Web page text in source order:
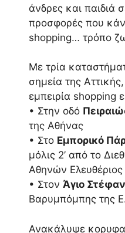
άνδρες και παιδιά
προσφορές που
shopping… τρόπο
Με τρία
σημεία της
εμπειρία shopping
• Στην οδό
της Αθήνας
• Στο Εμπορικό
μόλις 2’ από το
Αθηνών Ελευθέριος
• Στον Άγιο
Βαρυμπόμπης της
Ανακάλυψε